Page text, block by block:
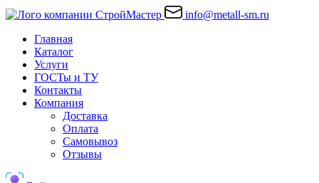
info@metall-sm.ru
Главная
Каталог
Услуги
ГОСТы и ТУ
Контакты
Компания
Доставка
Оплата
Самовывоз
Отзывы